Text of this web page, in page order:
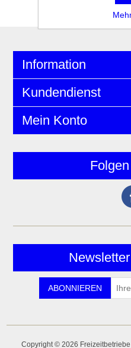
Information
Kundendienst
Mein Konto
Copyright © 2026